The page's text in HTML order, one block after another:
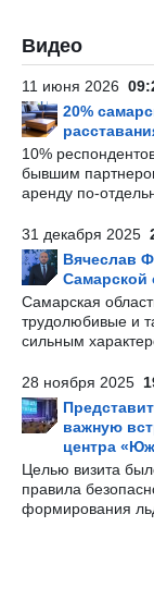
Видео
11 июня 2026
20%
10%
бывшим
аренду по-
31 декабря 2025
Вячеслав
Самарской
Самарская
трудолюбивые и
сильным
28 ноября 2025
важную
центра
Целью визита
правила
формирования